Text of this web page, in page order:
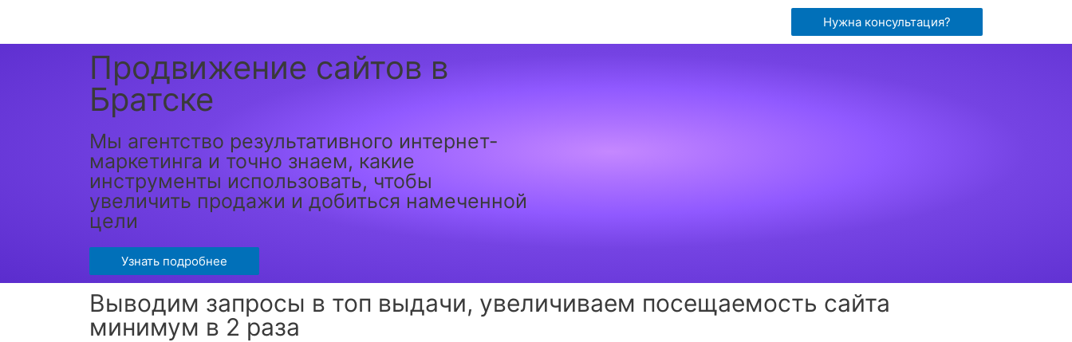
Нужна консультация?
Продвижение сайтов в
Братске
Мы агентство результативного интернет-
маркетинга и точно знаем, какие
инструменты использовать, чтобы
увеличить продажи и добиться намеченной
цели
Узнать подробнее
Выводим запросы в топ выдачи, увеличиваем посещаемость сайта
минимум в 2 раза